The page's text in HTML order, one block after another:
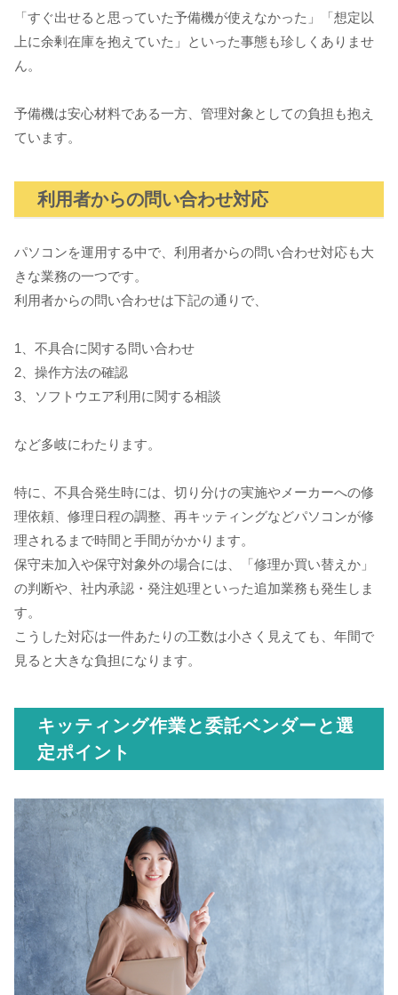
「すぐ出せると思っていた予備機が使えなかった」「想定以
上に余剰在庫を抱えていた」といった事態も珍しくありませ
ん。
予備機は安心材料である一方、管理対象としての負担も抱え
ています。
利用者からの問い合わせ対応
パソコンを運用する中で、利用者からの問い合わせ対応も大
きな業務の一つです。
利用者からの問い合わせは下記の通りで、
1、不具合に関する問い合わせ
2、操作方法の確認
3、ソフトウエア利用に関する相談
など多岐にわたります。
特に、不具合発生時には、切り分けの実施やメーカーへの修
理依頼、修理日程の調整、再キッティングなどパソコンが修
理されるまで時間と手間がかかります。
保守未加入や保守対象外の場合には、「修理か買い替えか」
の判断や、社内承認・発注処理といった追加業務も発生しま
す。
こうした対応は一件あたりの工数は小さく見えても、年間で
見ると大きな負担になります。
キッティング作業と委託ベンダーと選
定ポイント